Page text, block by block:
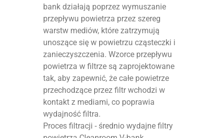
bank działają poprzez wymuszanie
przepływu powietrza przez szereg
warstw mediów, które zatrzymują
unoszące się w powietrzu cząsteczki i
zanieczyszczenia. Wzorce przepływu
powietrza w filtrze są zaprojektowane
tak, aby zapewnić, że całe powietrze
przechodzące przez filtr wchodzi w
kontakt z mediami, co poprawia
wydajność filtra.
Proces filtracji - średnio wydajne filtry